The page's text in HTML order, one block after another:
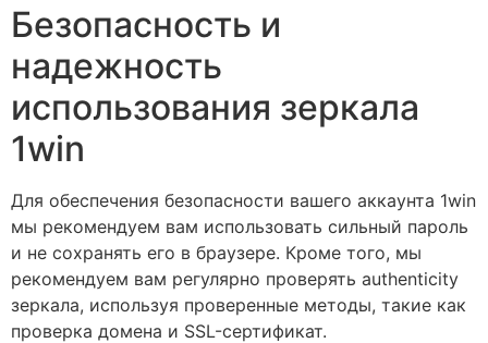
Безопасность и
надежность
использования зеркала
1win
Для обеспечения безопасности вашего аккаунта 1win
мы рекомендуем вам использовать сильный пароль
и не сохранять его в браузере. Кроме того, мы
рекомендуем вам регулярно проверять authenticity
зеркала, используя проверенные методы, такие как
проверка домена и SSL-сертификат.